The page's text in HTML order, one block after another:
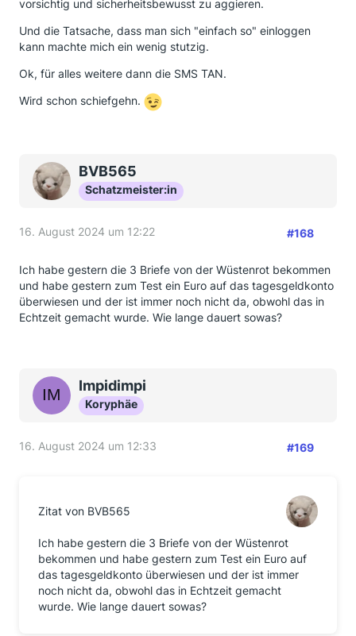
Und die in den letzten Monaten immer wieder in
Kunden, denen das Konto leergeräumt wurde, sind
jedenfalls nicht auf das 'unsichere' mTAN-Verfahren
zurückzuführen.
In den Fällen haben die Kunden dann fast immer
vermeintlichen
jeweiligen Banking-App bestätigt.
Der größte Schwachpunkt in Online-Banking ist
und bleibt der Mensch!
vorsichtig und sicherheitsbewusst zu aggieren.
Und die Tatsache, dass man sich "einfach so" einloggen
kann machte mich ein wenig stutzig.
Ok, für alles weitere dann die SMS TAN.
Wird schon schiefgehn.
BVB565
Schatzmeister:in
16. August 2024 um 12:22 #168
Ich habe gestern die 3 Briefe von der Wüstenrot bekommen
und habe gestern zum Test ein Euro auf das tagesgeldkonto
überwiesen und der ist immer noch nicht da, obwohl das in
Echtzeit gemacht wurde. Wie lange dauert sowas?
Impidimpi
Koryphäe
16. August 2024 um 12:33 #169
Zitat von BVB565
Ich habe gestern die 3 Briefe von der Wüstenrot
bekommen und habe gestern zum Test ein Euro auf
das tagesgeldkonto überwiesen und der ist immer
noch nicht da, obwohl das in Echtzeit gemacht
wurde. Wie lange dauert sowas?